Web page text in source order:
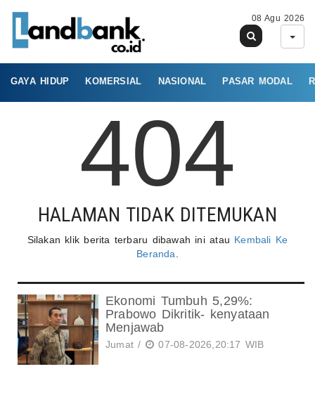
08 Agu 2026
GAYA HIDUP KOMERSIAL NASIONAL PASAR MODAL
404
HALAMAN TIDAK DITEMUKAN
Silakan klik berita terbaru dibawah ini atau Kembali Ke
Beranda
Ekonomi Tumbuh 5,29%:
Prabowo Dikritik- kenyataan
Menjawab
Jumat / 07-08-2026,20:17 WIB